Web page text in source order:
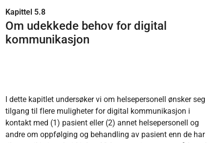
Kapittel 5.8
Om udekkede behov for digital
kommunikasjon
I dette kapitlet undersøker vi om helsepersonell ønsker seg
tilgang til flere muligheter for digital kommunikasjon i
kontakt med (1) pasient eller (2) annet helsepersonell og
andre om oppfølging og behandling av pasient enn de har